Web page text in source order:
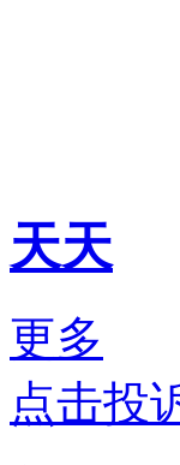
天天
更多
点击投